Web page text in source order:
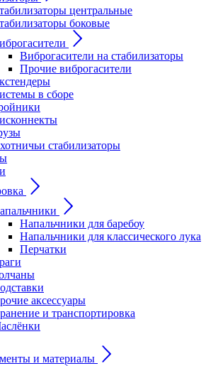
центральные
боковые
Виброгасители на стабилизаторы
Прочие виброгасители
в сборе
стабилизаторы
Напальчники для баребоу
Напальчники для классического лука
Перчатки
аксессуары
и транспортировка
и материалы